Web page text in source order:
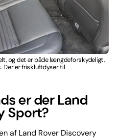
og det er både længdeforskydeligt,
Der er friskluftdyser til
er der Land
Sport?
af Land Rover Discovery